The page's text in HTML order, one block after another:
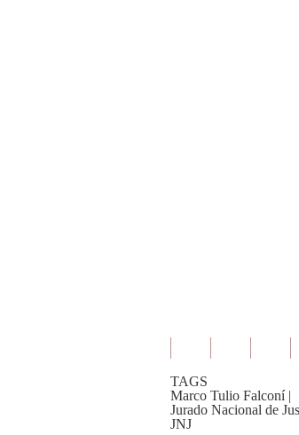
TAGS
Marco Tulio Falconí |
Jurado Nacional de
JNJ